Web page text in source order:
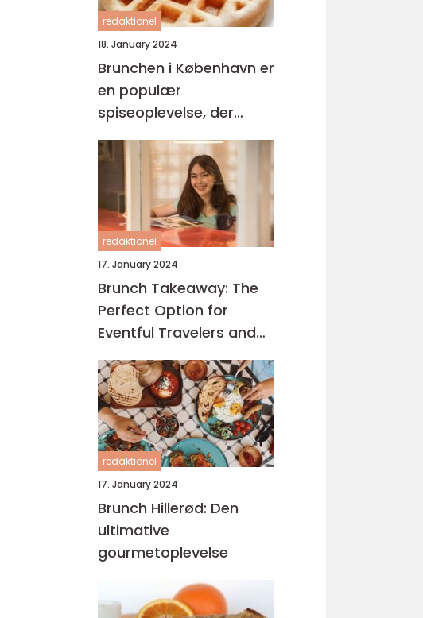
redaktionel
18. January 2024
Brunchen i København er
en populær
spiseoplevelse, der
appellerer til både lokale
og turister
redaktionel
17. January 2024
Brunch Takeaway: The
Perfect Option for
Eventful Travelers and
Backpackers
redaktionel
17. January 2024
Brunch Hillerød: Den
ultimative
gourmetoplevelse